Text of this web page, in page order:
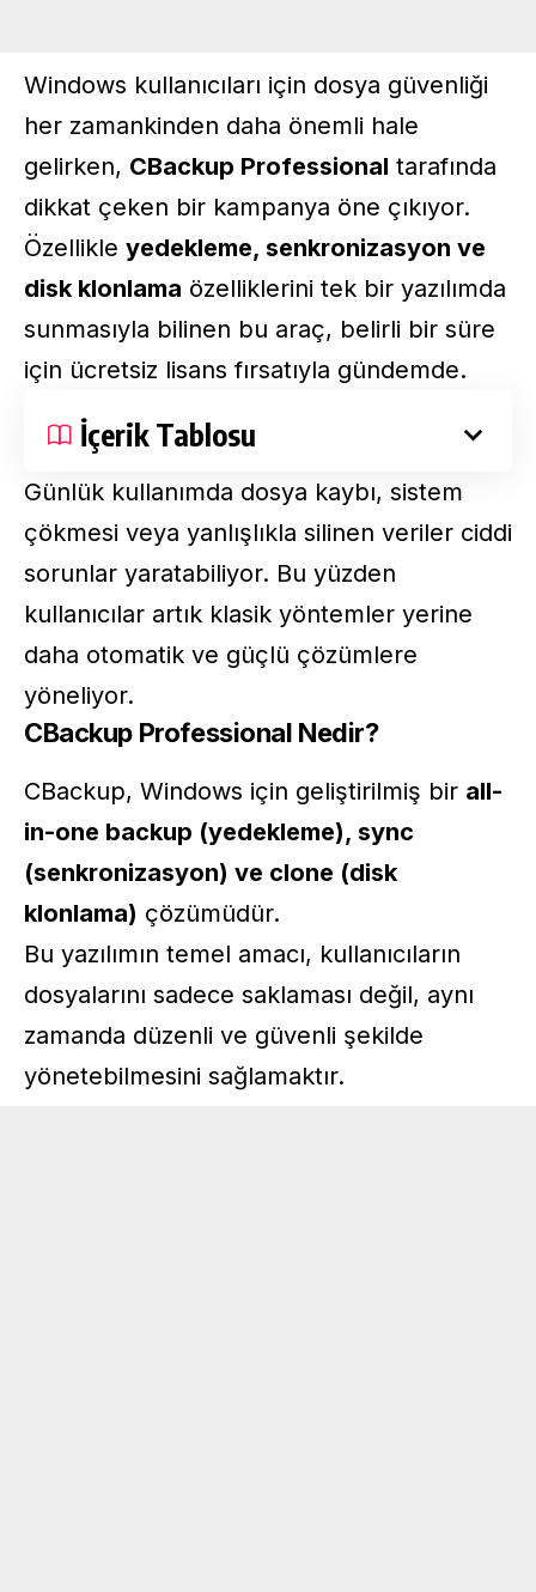
Windows kullanıcıları için dosya güvenliği
her zamankinden daha önemli hale
gelirken, CBackup Professional tarafında
dikkat çeken bir kampanya öne çıkıyor.
Özellikle yedekleme, senkronizasyon ve
disk klonlama özelliklerini tek bir yazılımda
sunmasıyla bilinen bu araç, belirli bir süre
için ücretsiz lisans fırsatıyla gündemde.
İçerik Tablosu
Günlük kullanımda dosya kaybı, sistem
çökmesi veya yanlışlıkla silinen veriler ciddi
sorunlar yaratabiliyor. Bu yüzden
kullanıcılar artık klasik yöntemler yerine
daha otomatik ve güçlü çözümlere
yöneliyor.
CBackup Professional Nedir?
CBackup, Windows için geliştirilmiş bir all-
in-one backup (yedekleme), sync
(senkronizasyon) ve clone (disk
klonlama) çözümüdür.
Bu yazılımın temel amacı, kullanıcıların
dosyalarını sadece saklaması değil, aynı
zamanda düzenli ve güvenli şekilde
yönetebilmesini sağlamaktır.